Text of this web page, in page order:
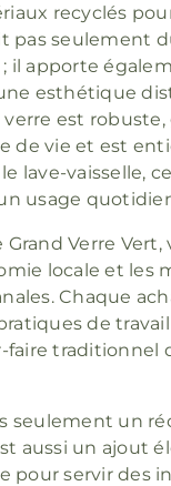
recyclés
pas seulement
il apporte
esthétique
est
de vie et est
lave-vaisselle,
usage
Grand Verre
locale et les
Chaque
de
faire traditionnel
seulement un
aussi un ajout
pour servir des